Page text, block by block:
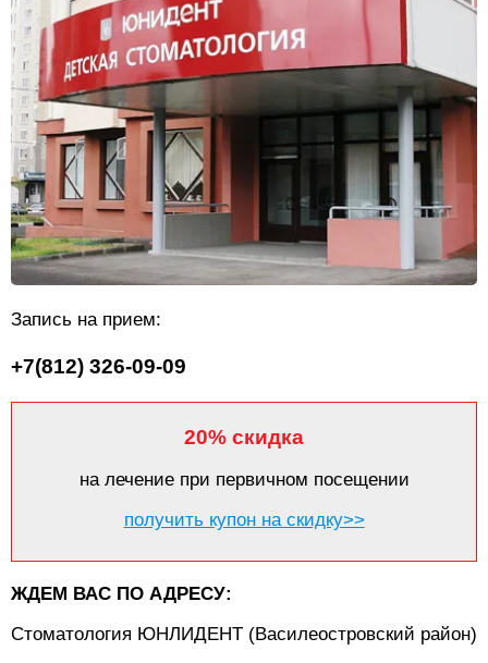
Запись на прием:
+7(812) 326-09-09
20% скидка
на лечение при первичном посещении
получить купон на скидку>>
ЖДЕМ ВАС ПО АДРЕСУ:
Стоматология ЮНЛИДЕНТ (Василеостровский район)